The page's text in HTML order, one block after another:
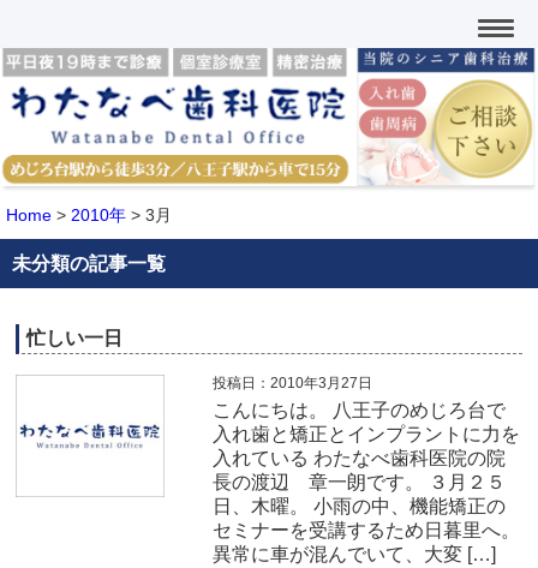
Home > 2010年 > 3月
未分類の記事一覧
忙しい一日
投稿日：2010年3月27日
こんにちは。 八王子のめじろ台で
入れ歯と矯正とインプラントに力を
入れている わたなべ歯科医院の院
長の渡辺 章一朗です。 ３月２５
日、木曜。 小雨の中、機能矯正の
セミナーを受講するため日暮里へ。
異常に車が混んでいて、大変 […]